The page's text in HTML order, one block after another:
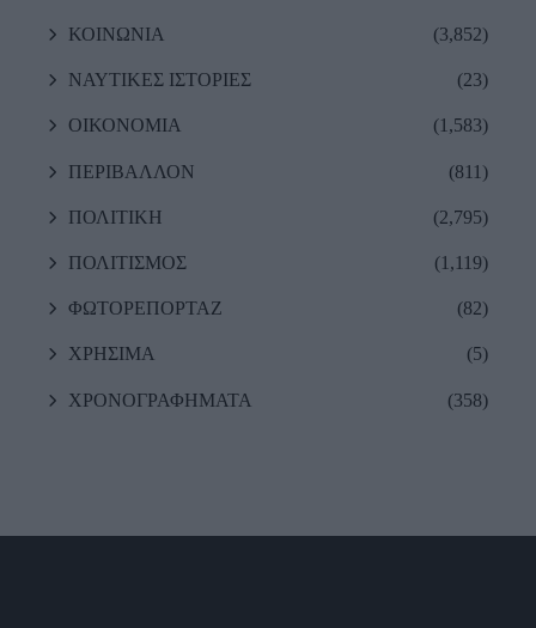
ΚΟΙΝΩΝΙΑ (3,852)
ΝΑΥΤΙΚΕΣ ΙΣΤΟΡΙΕΣ (23)
ΟΙΚΟΝΟΜΙΑ (1,583)
ΠΕΡΙΒΑΛΛΟΝ (811)
ΠΟΛΙΤΙΚΗ (2,795)
ΠΟΛΙΤΙΣΜΟΣ (1,119)
ΦΩΤΟΡΕΠΟΡΤΑΖ (82)
ΧΡΗΣΙΜΑ (5)
ΧΡΟΝΟΓΡΑΦΗΜΑΤΑ (358)